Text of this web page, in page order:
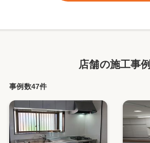
店舗の施工事例
事例数47件